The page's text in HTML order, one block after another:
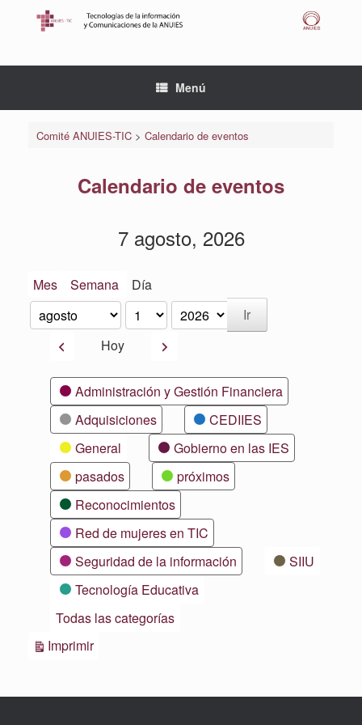
Menú
Comité ANUIES-TIC> Calendario de eventos
Calendario de eventos
7 agosto, 2026
Mes Semana Día
Mes
Día
Año
AnteriorHoy Siguiente
CategoríasAdministración y Gestión Financiera
Adquisiciones
CEDIIES
General
Gobierno en las IES
pasados
próximos
Reconocimientos
Red de mujeres en TIC
Seguridad de la información
SIIU
Tecnología Educativa
Todas las categorías
ImprimirVistas